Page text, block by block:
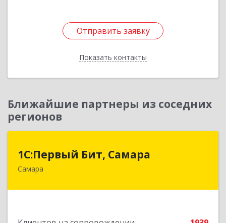
Отправить заявку
Показать контакты
Отправить заявку
Назад
Ближайшие партнеры из соседних
регионов
1С:Первый Бит, Самара
Самара
1С:Первый Бит, Самара
443013, Самарская обл, Самара г, Дачная ул,